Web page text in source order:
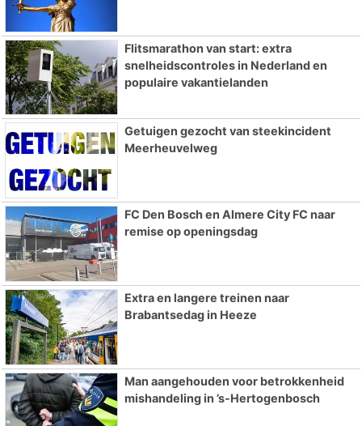
Flitsmarathon van start: extra
snelheidscontroles in Nederland en
populaire vakantielanden
Getuigen gezocht van steekincident
Meerheuvelweg
FC Den Bosch en Almere City FC naar
remise op openingsdag
Extra en langere treinen naar
Brabantsedag in Heeze
Man aangehouden voor betrokkenheid
mishandeling in ’s-Hertogenbosch